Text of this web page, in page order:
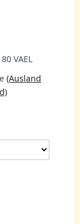
VAEL
(Ausland